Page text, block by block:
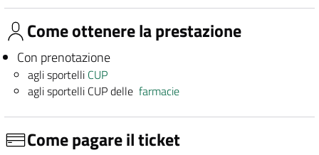
Come ottenere la prestazione
Con prenotazione
agli sportelli CUP
agli sportelli CUP dellefarmacie
Come pagare il ticket